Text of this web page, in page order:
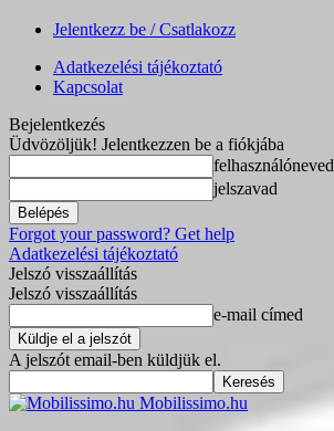
Jelentkezz be / Csatlakozz
Adatkezelési tájékoztató
Kapcsolat
Bejelentkezés
Üdvözöljük! Jelentkezzen be a fiókjába
felhasználóneved
jelszavad
Forgot your password? Get help
Adatkezelési tájékoztató
Jelszó visszaállítás
Jelszó visszaállítás
e-mail címed
A jelszót email-ben küldjük el.
Mobilissimo.hu